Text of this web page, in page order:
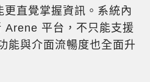
直覺掌握資訊。系統內
Arene 平台，不只能支援
能與介面流暢度也全面升